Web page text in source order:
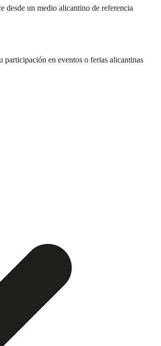
desde un medio alicantino de referencia
participación en eventos o ferias alicantinas